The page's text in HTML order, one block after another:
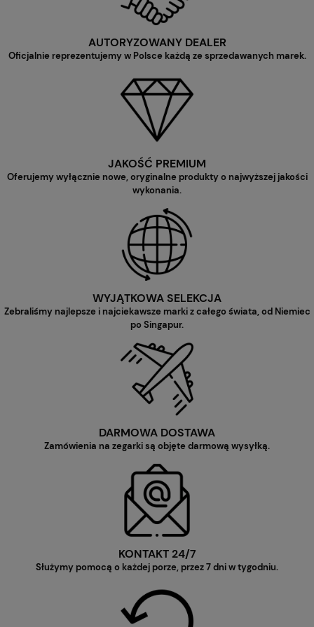
AUTORYZOWANY DEALER
Oficjalnie reprezentujemy w Polsce każdą ze sprzedawanych marek.
JAKOŚĆ PREMIUM
Oferujemy wyłącznie nowe, oryginalne produkty o najwyższej jakości
wykonania.
WYJĄTKOWA SELEKCJA
Zebraliśmy najlepsze i najciekawsze marki z całego świata, od Niemiec
po Singapur.
DARMOWA DOSTAWA
Zamówienia na zegarki są objęte darmową wysyłką.
KONTAKT 24/7
Służymy pomocą o każdej porze, przez 7 dni w tygodniu.